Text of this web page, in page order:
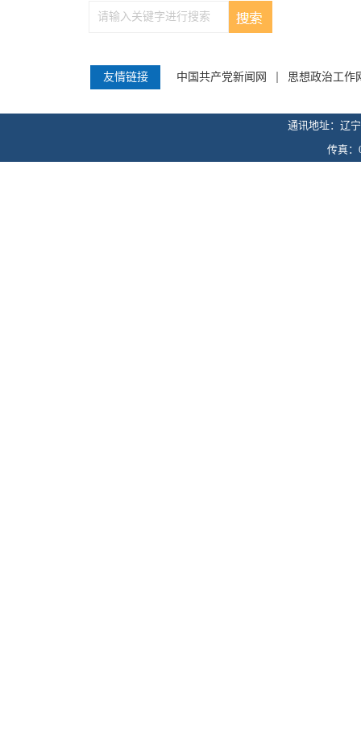
友情链接 中国共产党新闻网 思想政治工作
通讯地址：辽
传真：